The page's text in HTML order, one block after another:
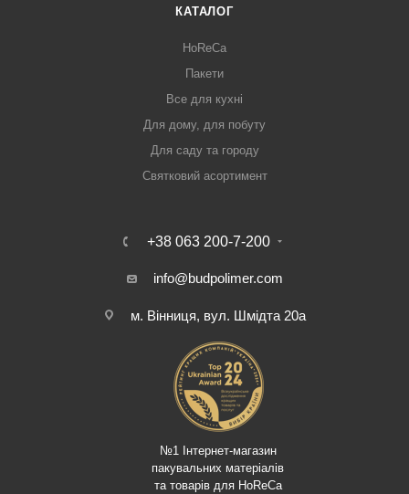
КАТАЛОГ
HoReCa
Пакети
Все для кухні
Для дому, для побуту
Для саду та городу
Святковий асортимент
+38 063 200-7-200
info@budpolimer.com
м. Вінниця, вул. Шмідта 20а
№1 Інтернет-магазин
пакувальних матеріалів
та товарів для HoReCa